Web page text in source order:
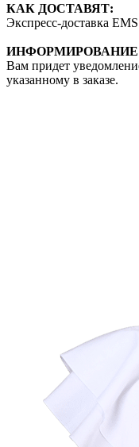
КАК ДОСТАВЯТ:
Экспресс-доставка
ИНФОРМИРОВАНИЕ
Вам придет
указанному в заказе.